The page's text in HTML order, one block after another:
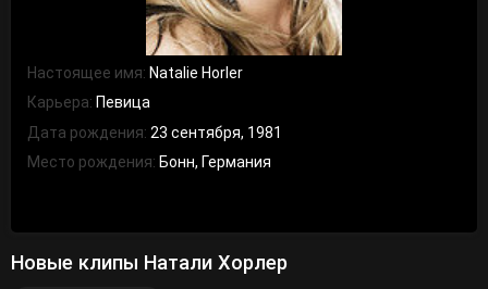
Настоящее имя: Natalie Horler
Карьера: Певица
Дата рождения: 23 сентября, 1981
Место рождения: Бонн, Германия
Новые клипы Натали Хорлер